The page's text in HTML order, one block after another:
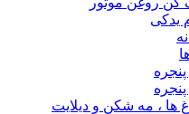
یدکی
ها ، مه‌ شکن و دیلایت